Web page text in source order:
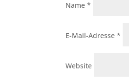
Name*
E-Mail-Adresse*
Website